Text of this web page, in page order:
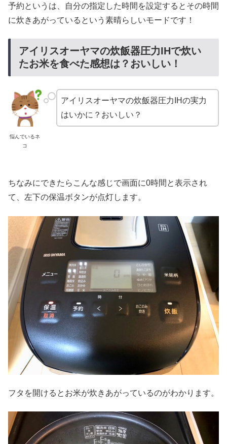
予約というは、自分の指定した時間を設定するとその時間
に炊きあがっているという素晴らしいモードです！
アイリスオーヤマの炊飯器圧力IHで炊い
たお米を食べた感想は？おいしい！
悩んでいるネ
コ
アイリスオーヤマの炊飯器圧力IHの実力
はいかに？おいしい？
ちなみにできたらこんな感じで画面に0時間と表示され
て、左下の保温ボタンが点灯します。
フタを開けるとお米が炊きあがっているのがわかります。